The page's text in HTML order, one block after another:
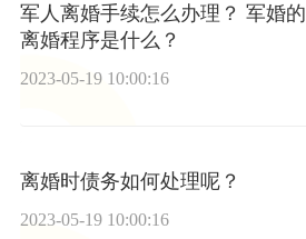
军人离婚手续怎么办理？ 军婚的
离婚程序是什么？
2023-05-19 10:00:16
离婚时债务如何处理呢？
2023-05-19 10:00:16